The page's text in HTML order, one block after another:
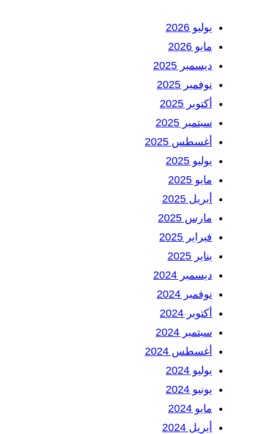
يوليو 2026
مايو 2026
ديسمبر 2025
نوفمبر 2025
أكتوبر 2025
سبتمبر 2025
أغسطس 2025
يوليو 2025
مايو 2025
أبريل 2025
مارس 2025
فبراير 2025
يناير 2025
ديسمبر 2024
نوفمبر 2024
أكتوبر 2024
سبتمبر 2024
أغسطس 2024
يوليو 2024
يونيو 2024
مايو 2024
أبريل 2024